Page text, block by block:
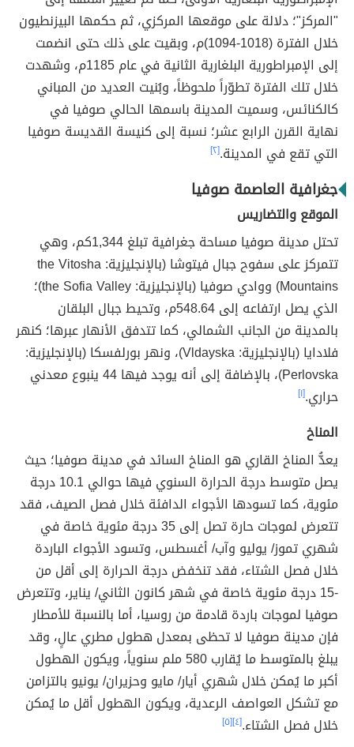
"المركز"؛ دلالة على موقعها المركزي، ثم حكمها البيزنطيون
خلال الفترة (1018-1094)م، وبقيت على ذلك حتى انضمت
إلى الإمبراطورية البلغارية الثانية في عام 1185م، وشهدت
خلال تلك الفترة تطوّراً ملحوظاً، وبُنيت العديد من المباني
كالكنائس، وسميت المدينة باسمها الحالي صوفيا في
نهاية القرن الرابع عشر؛ نسبة إلى كنيسة القديسة صوفيا
التي تقع في المدينة.[٢]
جغرافية العاصمة صوفيا
الموقع والتضاريس
تحتل مدينة صوفيا مساحة جغرافية تبلغ 1,344كم، وهي
تتمركز على سفوح جبال فيتوشا (بالإنجليزية: the Vitosha
Mountains) ووادي صوفيا (بالإنجليزية: the Sofia Valley)؛
الذي يصل ارتفاعه إلى 548.64م، وتحيط جبال البلقان
بالمدينة من الجانب الشمالي، كما تتدفق الأنهار عبرها؛ كنهر
فلادايا (بالإنجليزية: Vldayska)، ونهر بورلفسكا (بالإنجليزية:
Perlovska)، بالإضافة إلى أنه يوجد فيها 44 ينبوع معدني
حراري.[١]
المناخ
يعدُّ المناخ القاري هو المناخ السائد في مدينة صوفيا؛ حيث
يصل متوسط درجة الحرارة السنوي فيها حوالي 10.1 درجة
مئوية، كما تسودها الأجواء الدافئة خلال فصل الصيف، فقد
تتعرض لموجات حارة تصل إلى 35 درجة مئوية خاصة في
شهري تموز/ يوليو وآب/ أغسطس، وتسود الأجواء الباردة
خلال فصل الشتاء، فقد تنخفض درجة الحرارة إلى أقل من
-15 درجة مئوية خاصة في شهر كانون الثاني/ يناير، وتتعرض
صوفيا لموجات باردة قادمة من روسيا، أما بالنسبة للأمطار
فإن مدينة صوفيا لا تحظى بمعدل هطول مطري عالٍ، وقد
يبلغ بالمتوسط ما يُقارب 580 ملم سنوياً، ويكون الهطول
أكبر ما يُمكن خلال شهري أيار/ مايو وحزيران/ يونيو بالتزامن
مع تشكل العواصف الرعدية، ويكون الهطول أقل ما يُمكن
خلال فصل الشتاء.[٤] [٥]